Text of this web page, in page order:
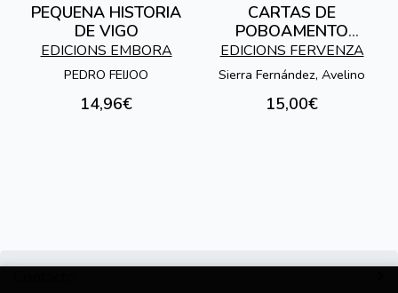
PEQUENA HISTORIA
DE VIGO
EDICIONS EMBORA
PEDRO FEIJOO
14,96€
CARTAS DE
POBOAMENTO
INEDITAS DE BAIONA
E MONTE REAL
EDICIONS FERVENZA
Sierra Fernández, Avelino
15,00€